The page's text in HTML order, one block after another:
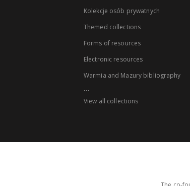
Kolekcje osób prywatnych
Themed collections
Forms of resources
Electronic resources
Warmia and Mazury bibliography
...
View all collections